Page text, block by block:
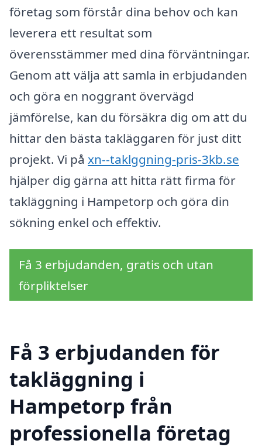
företag som förstår dina behov och kan
leverera ett resultat som
överensstämmer med dina förväntningar.
Genom att välja att samla in erbjudanden
och göra en noggrant övervägd
jämförelse, kan du försäkra dig om att du
hittar den bästa takläggaren för just ditt
projekt. Vi på xn--taklggning-pris-3kb.se
hjälper dig gärna att hitta rätt firma för
takläggning i Hampetorp och göra din
sökning enkel och effektiv.
Få 3 erbjudanden, gratis och utan
förpliktelser
Få 3 erbjudanden för
takläggning i
Hampetorp från
professionella företag